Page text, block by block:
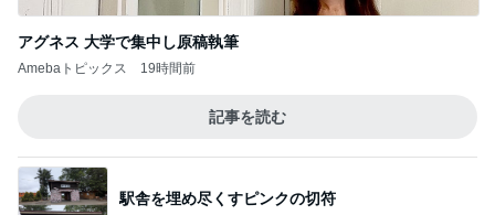
アグネス 大学で集中し原稿執筆
Amebaトピックス 19時間前
記事を読む
駅舎を埋め尽くすピンクの切符